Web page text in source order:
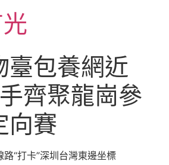
臺包養網近
齊聚龍崗參
向賽
路“打卡”深圳台灣東邊坐標